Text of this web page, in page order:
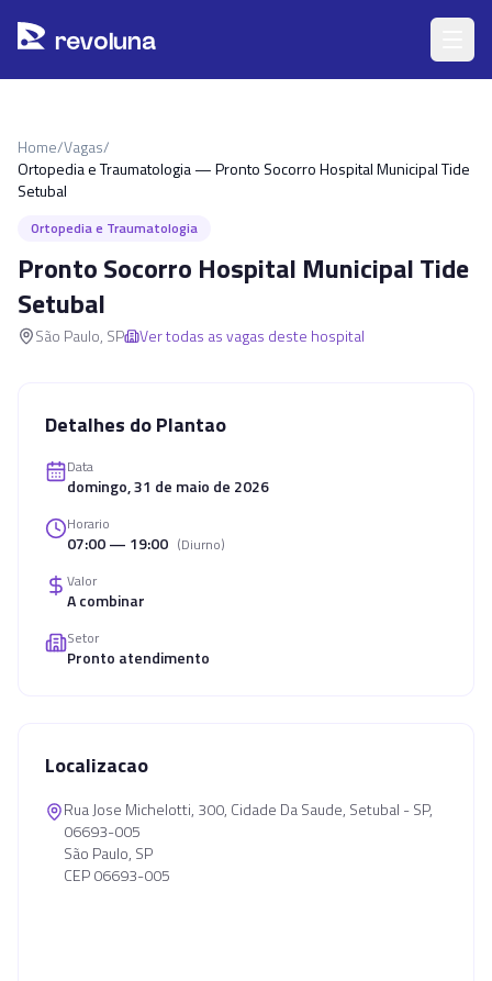
revoluna
Home/Vagas/
Ortopedia e Traumatologia — Pronto Socorro Hospital Municipal Tide
Setubal
Ortopedia e Traumatologia
Pronto Socorro Hospital Municipal Tide
Setubal
São Paulo, SP Ver todas as vagas deste hospital
Detalhes do Plantao
Data
domingo, 31 de maio de 2026
Horario
07:00 — 19:00 (Diurno)
Valor
A combinar
Setor
Pronto atendimento
Localizacao
Rua Jose Michelotti, 300, Cidade Da Saude, Setubal - SP,
06693-005
São Paulo, SP
CEP 06693-005